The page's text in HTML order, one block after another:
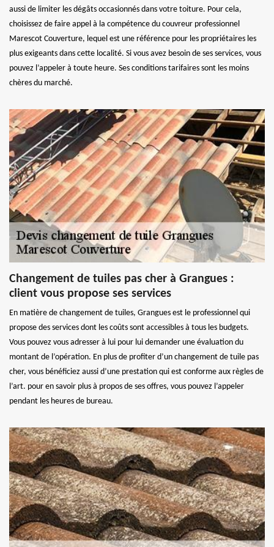
aussi de limiter les dégâts occasionnés dans votre toiture. Pour cela,
choisissez de faire appel à la compétence du couvreur professionnel
Marescot Couverture, lequel est une référence pour les propriétaires les
plus exigeants dans cette localité. Si vous avez besoin de ses services, vous
pouvez l’appeler à toute heure. Ses conditions tarifaires sont les moins
chères du marché.
Changement de tuiles pas cher à Grangues :
client vous propose ses services
En matière de changement de tuiles, Grangues est le professionnel qui
propose des services dont les coûts sont accessibles à tous les budgets.
Vous pouvez vous adresser à lui pour lui demander une évaluation du
montant de l’opération. En plus de profiter d’un changement de tuile pas
cher, vous bénéficiez aussi d’une prestation qui est conforme aux règles de
l’art. pour en savoir plus à propos de ses offres, vous pouvez l’appeler
pendant les heures de bureau.